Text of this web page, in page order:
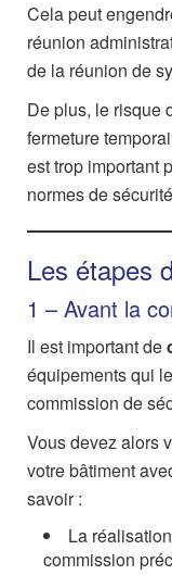
Cela peut
réunion
de la réunion de
De plus, le risque
fermeture
est trop important
normes de
Les étapes
1 – Avant la
Il est important de
équipements qui
commission de
Vous devez alors
votre bâtiment
savoir :
La
commission